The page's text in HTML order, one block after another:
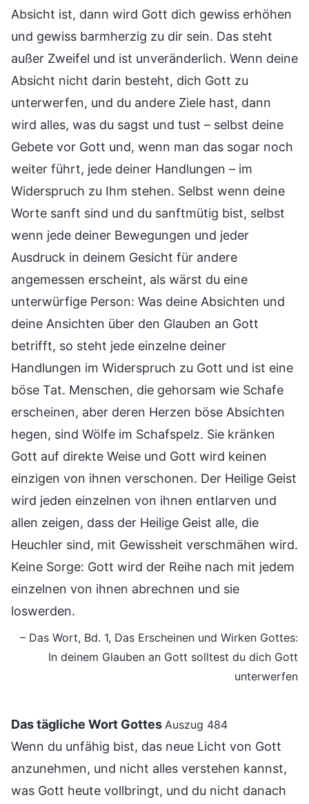
Absicht ist, dann wird Gott dich gewiss erhöhen
und gewiss barmherzig zu dir sein. Das steht
außer Zweifel und ist unveränderlich. Wenn deine
Absicht nicht darin besteht, dich Gott zu
unterwerfen, und du andere Ziele hast, dann
wird alles, was du sagst und tust – selbst deine
Gebete vor Gott und, wenn man das sogar noch
weiter führt, jede deiner Handlungen – im
Widerspruch zu Ihm stehen. Selbst wenn deine
Worte sanft sind und du sanftmütig bist, selbst
wenn jede deiner Bewegungen und jeder
Ausdruck in deinem Gesicht für andere
angemessen erscheint, als wärst du eine
unterwürfige Person: Was deine Absichten und
deine Ansichten über den Glauben an Gott
betrifft, so steht jede einzelne deiner
Handlungen im Widerspruch zu Gott und ist eine
böse Tat. Menschen, die gehorsam wie Schafe
erscheinen, aber deren Herzen böse Absichten
hegen, sind Wölfe im Schafspelz. Sie kränken
Gott auf direkte Weise und Gott wird keinen
einzigen von ihnen verschonen. Der Heilige Geist
wird jeden einzelnen von ihnen entlarven und
allen zeigen, dass der Heilige Geist alle, die
Heuchler sind, mit Gewissheit verschmähen wird.
Keine Sorge: Gott wird der Reihe nach mit jedem
einzelnen von ihnen abrechnen und sie
loswerden.
– Das Wort, Bd. 1, Das Erscheinen und Wirken Gottes:
In deinem Glauben an Gott solltest du dich Gott
unterwerfen
Das tägliche Wort Gottes Auszug 484
Wenn du unfähig bist, das neue Licht von Gott
anzunehmen, und nicht alles verstehen kannst,
was Gott heute vollbringt, und du nicht danach